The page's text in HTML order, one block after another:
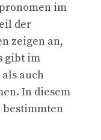
im
der
zeigen an,
gibt im
auch
In diesem